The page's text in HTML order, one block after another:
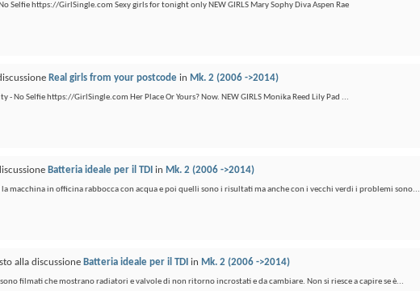
Selfie https://GirlSingle.com Sexy girls for tonight only NEW GIRLS Mary Sophy Diva Aspen Rae
Real girls from your postcode in Mk. 2 (2006 ->2014)
- No Selfie https://GirlSingle.com Her Place Or Yours? Now. NEW GIRLS Monika Reed Lily Pad ...
Batteria ideale per il TDI in Mk. 2 (2006 ->2014)
la macchina in officina rabbocca con acqua e poi quelli sono i risultati ma anche con i vecchi verdi i problemi sono...
alla discussione Batteria ideale per il TDI in Mk. 2 (2006 ->2014)
sono filmati che mostrano radiatori e valvole di non ritorno incrostati e da cambiare. Non si riesce a capire se è...